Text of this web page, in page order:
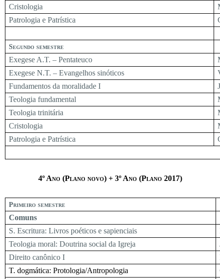
Cristologia
Patrologia e Patrística
Segundo semestre
Exegese A.T. – Pentateuco
Exegese N.T. – Evangelhos sinóticos
Fundamentos da moralidade I
Teologia fundamental
Teologia trinitária
Cristologia
Patrologia e Patrística
4º Ano (Plano novo) + 3º Ano (Plano 2017)
Primeiro semestre
Comuns
S. Escritura: Livros poéticos e sapienciais
Teologia moral: Doutrina social da Igreja
Direito canônico I
T. dogmática: Protologia/Antropologia